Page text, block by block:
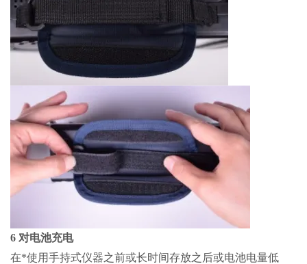
6 对电池充电
在*使用手持式仪器之前或长时间存放之后或电池电量低